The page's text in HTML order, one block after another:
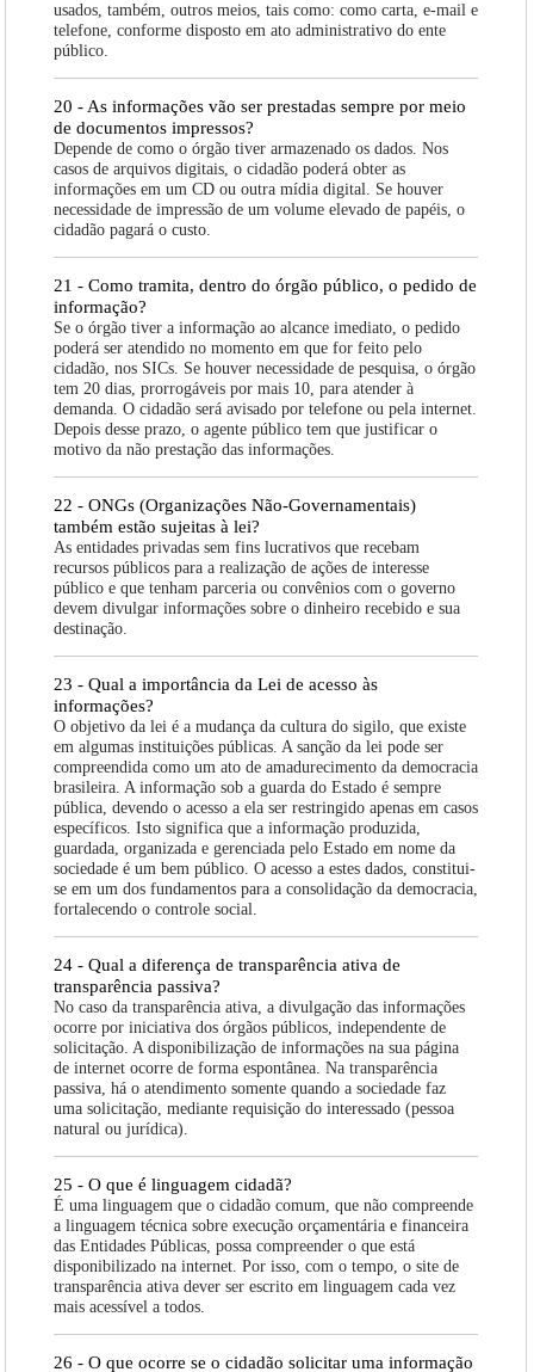
usados, também, outros meios, tais como: como carta, e-mail e
telefone, conforme disposto em ato administrativo do ente
público.
20 - As informações vão ser prestadas sempre por meio
de documentos impressos?
Depende de como o órgão tiver armazenado os dados. Nos
casos de arquivos digitais, o cidadão poderá obter as
informações em um CD ou outra mídia digital. Se houver
necessidade de impressão de um volume elevado de papéis, o
cidadão pagará o custo.
21 - Como tramita, dentro do órgão público, o pedido de
informação?
Se o órgão tiver a informação ao alcance imediato, o pedido
poderá ser atendido no momento em que for feito pelo
cidadão, nos SICs. Se houver necessidade de pesquisa, o órgão
tem 20 dias, prorrogáveis por mais 10, para atender à
demanda. O cidadão será avisado por telefone ou pela internet.
Depois desse prazo, o agente público tem que justificar o
motivo da não prestação das informações.
22 - ONGs (Organizações Não-Governamentais)
também estão sujeitas à lei?
As entidades privadas sem fins lucrativos que recebam
recursos públicos para a realização de ações de interesse
público e que tenham parceria ou convênios com o governo
devem divulgar informações sobre o dinheiro recebido e sua
destinação.
23 - Qual a importância da Lei de acesso às
informações?
O objetivo da lei é a mudança da cultura do sigilo, que existe
em algumas instituições públicas. A sanção da lei pode ser
compreendida como um ato de amadurecimento da democracia
brasileira. A informação sob a guarda do Estado é sempre
pública, devendo o acesso a ela ser restringido apenas em casos
específicos. Isto significa que a informação produzida,
guardada, organizada e gerenciada pelo Estado em nome da
sociedade é um bem público. O acesso a estes dados, constitui-
se em um dos fundamentos para a consolidação da democracia,
fortalecendo o controle social.
24 - Qual a diferença de transparência ativa de
transparência passiva?
No caso da transparência ativa, a divulgação das informações
ocorre por iniciativa dos órgãos públicos, independente de
solicitação. A disponibilização de informações na sua página
de internet ocorre de forma espontânea. Na transparência
passiva, há o atendimento somente quando a sociedade faz
uma solicitação, mediante requisição do interessado (pessoa
natural ou jurídica).
25 - O que é linguagem cidadã?
É uma linguagem que o cidadão comum, que não compreende
a linguagem técnica sobre execução orçamentária e financeira
das Entidades Públicas, possa compreender o que está
disponibilizado na internet. Por isso, com o tempo, o site de
transparência ativa dever ser escrito em linguagem cada vez
mais acessível a todos.
26 - O que ocorre se o cidadão solicitar uma informação